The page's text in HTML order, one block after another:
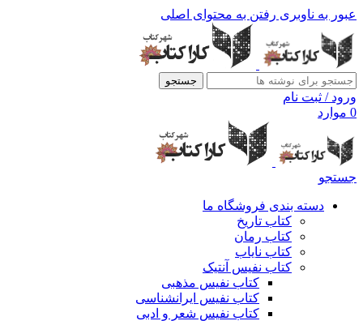
عبور به ناوبری رفتن به محتوای اصلی
جستجو
ورود / ثبت نام
0 موارد
جستجو
دسته بندی فروشگاه ما
کتاب تاریخ
کتاب رمان
کتاب نایاب
کتاب نفیس آنتیک
کتاب نفیس مذهبی
کتاب نفیس ایرانشناسی
کتاب نفیس شعر و ادبی